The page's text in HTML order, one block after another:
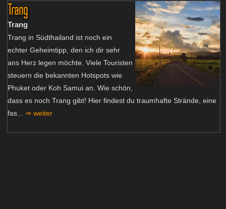
Trang
Trang
Trang in Südthailand ist noch ein
echter Geheimtipp, den ich dir sehr
ans Herz legen möchte. Viele Touristen
steuern die bekannten Hotspots wie
Phuket oder Koh Samui an. Wie schön,
dass es noch Trang gibt! Hier findest du traumhafte Strände, eine
fas... ⇒ weiter